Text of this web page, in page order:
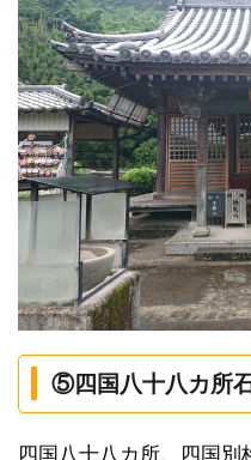
⑤四国八十八カ所
四国八十八カ所、四国